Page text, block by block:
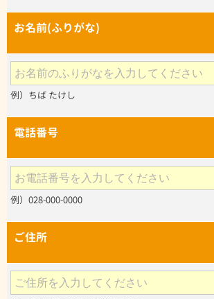
お名前(ふりがな)
例）ちば たけし
電話番号
例）028-000-0000
ご住所